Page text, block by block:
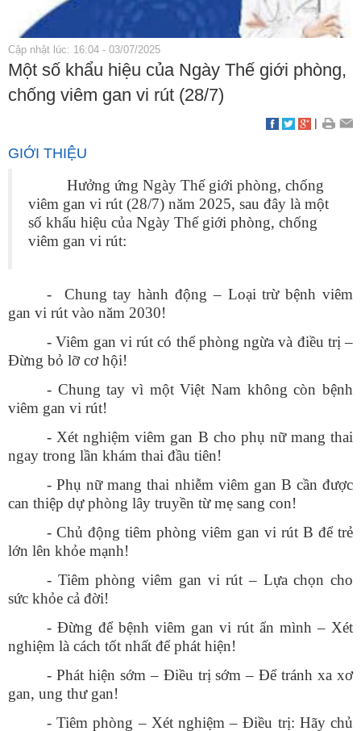
Cập nhật lúc: 16:04 - 03/07/2025
Một số khẩu hiệu của Ngày Thế giới phòng,
chống viêm gan vi rút (28/7)
|
GIỚI THIỆU
Hưởng ứng Ngày Thế giới phòng, chống
viêm gan vi rút (28/7) năm 2025, sau đây là một
số khẩu hiệu của Ngày Thế giới phòng, chống
viêm gan vi rút:
- Chung tay hành động – Loại trừ bệnh viêm
gan vi rút vào năm 2030!
- Viêm gan vi rút có thể phòng ngừa và điều trị –
Đừng bỏ lỡ cơ hội!
- Chung tay vì một Việt Nam không còn bệnh
viêm gan vi rút!
- Xét nghiệm viêm gan B cho phụ nữ mang thai
ngay trong lần khám thai đầu tiên!
- Phụ nữ mang thai nhiễm viêm gan B cần được
can thiệp dự phòng lây truyền từ mẹ sang con!
- Chủ động tiêm phòng viêm gan vi rút B để trẻ
lớn lên khỏe mạnh!
- Tiêm phòng viêm gan vi rút – Lựa chọn cho
sức khỏe cả đời!
- Đừng để bệnh viêm gan vi rút ẩn mình – Xét
nghiệm là cách tốt nhất để phát hiện!
- Phát hiện sớm – Điều trị sớm – Để tránh xa xơ
gan, ung thư gan!
- Tiêm phòng – Xét nghiệm – Điều trị: Hãy chủ